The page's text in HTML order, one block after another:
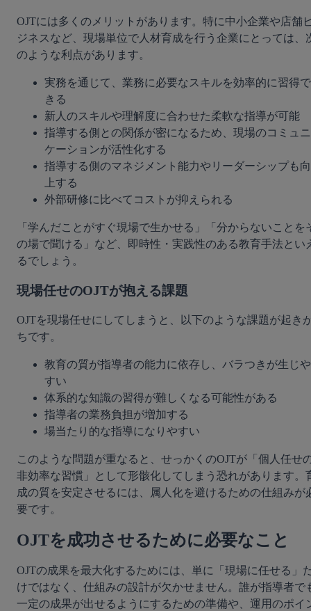
OJTには多くのメリットがあります。特に中小企業や店舗
ジネスなど、現場単位で人材育成を行う企業にとっては、
のような利点があります。
実務を通じて、業務に必要なスキルを効率的に習得で
きる
新人のスキルや理解度に合わせた柔軟な指導が可能
指導する側との関係が密になるため、現場のコミュニ
ケーションが活性化する
指導する側のマネジメント能力やリーダーシップも向
上する
外部研修に比べてコストが抑えられる
「学んだことがすぐ現場で生かせる」「分からないことを
の場で聞ける」など、即時性・実践性のある教育手法とい
るでしょう。
現場任せのOJTが抱える課題
OJTを現場任せにしてしまうと、以下のような課題が起き
ちです。
教育の質が指導者の能力に依存し、バラつきが生じや
すい
体系的な知識の習得が難しくなる可能性がある
指導者の業務負担が増加する
場当たり的な指導になりやすい
このような問題が重なると、せっかくのOJTが「個人任せ
非効率な習慣」として形骸化してしまう恐れがあります。
成の質を安定させるには、属人化を避けるための仕組みが
要です。
OJTを成功させるために必要なこと
OJTの成果を最大化するためには、単に「現場に任せる」
けではなく、仕組みの設計が欠かせません。誰が指導者で
一定の成果が出せるようにするための準備や、運用のポイ